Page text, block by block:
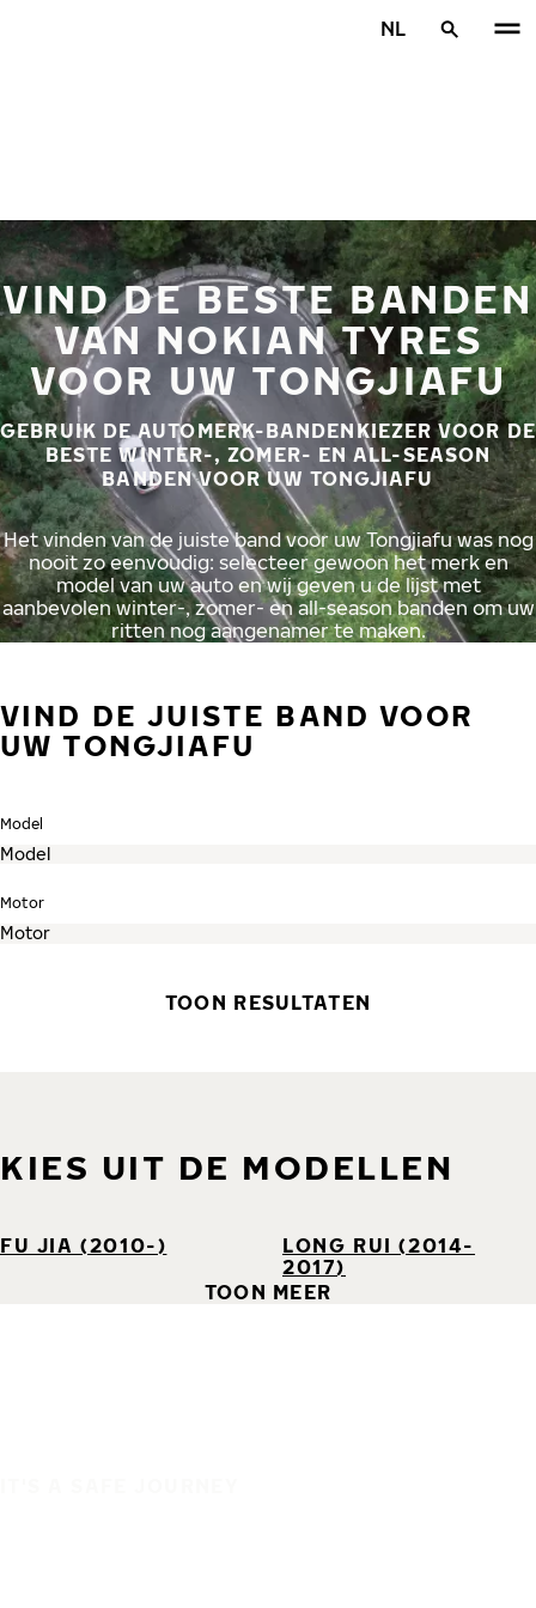
NL
VIND DE BESTE BANDEN
VAN NOKIAN TYRES
VOOR UW TONGJIAFU
GEBRUIK DE AUTOMERK-BANDENKIEZER VOOR DE
BESTE WINTER-, ZOMER- EN ALL-SEASON
BANDEN VOOR UW TONGJIAFU
Het vinden van de juiste band voor uw Tongjiafu was nog
nooit zo eenvoudig: selecteer gewoon het merk en
model van uw auto en wij geven u de lijst met
aanbevolen winter-, zomer- en all-season banden om uw
ritten nog aangenamer te maken.
VIND DE JUISTE BAND VOOR
UW TONGJIAFU
Model
Motor
TOON RESULTATEN
KIES UIT DE MODELLEN
FU JIA (2010-)
LONG RUI (2014-
2017)
TOON MEER